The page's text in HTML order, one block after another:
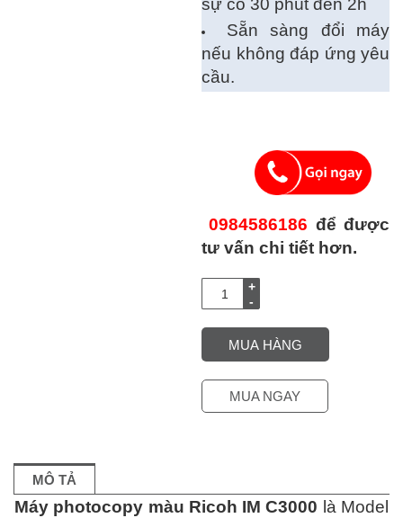
sự cố 30 phút đến 2h
Sẵn sàng đổi máy
nếu không đáp ứng yêu
cầu.
0984586186 để được
tư vấn chi tiết hơn.
Cho
thuê
photocopy
màu
Ricoh
C3000
MUA HÀNG
MUA NGAY
MÔ TẢ
Máy photocopy màu Ricoh IM C3000 là Model